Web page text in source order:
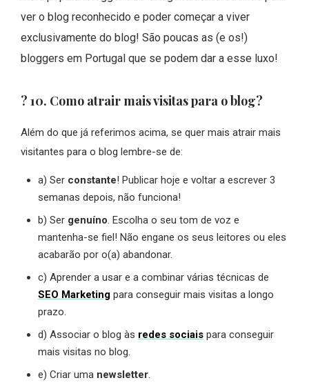
ver o blog reconhecido e poder começar a viver
exclusivamente do blog! São poucas as (e os!)
bloggers em Portugal que se podem dar a esse luxo!
? 10. Como atrair mais visitas para o blog?
Além do que já referimos acima, se quer mais atrair mais
visitantes para o blog lembre-se de:
a) Ser constante! Publicar hoje e voltar a escrever 3
semanas depois, não funciona!
b) Ser genuíno. Escolha o seu tom de voz e
mantenha-se fiel! Não engane os seus leitores ou eles
acabarão por o(a) abandonar.
c) Aprender a usar e a combinar várias técnicas de
SEO Marketing para conseguir mais visitas a longo
prazo.
d) Associar o blog às redes sociais para conseguir
mais visitas no blog.
e) Criar uma newsletter.